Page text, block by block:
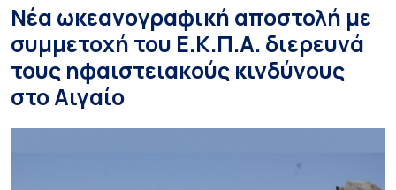
Νέα ωκεανογραφική αποστολή με
συμμετοχή του Ε.Κ.Π.Α. διερευνά
τους ηφαιστειακούς κινδύνους
στο Αιγαίο